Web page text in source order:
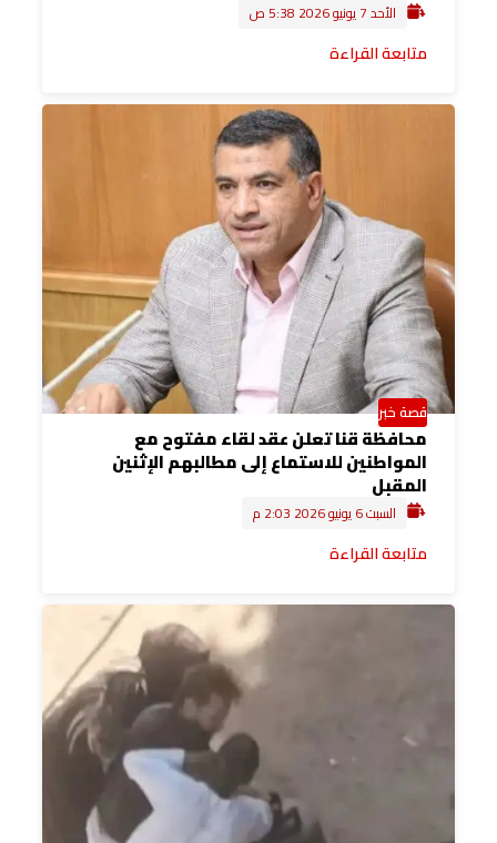
الأحد 7 يونيو 2026 5:38 ص
متابعة القراءة
قصة خبر
محافظة قنا تعلن عقد لقاء مفتوح مع
المواطنين للاستماع إلى مطالبهم الإثنين
المقبل
السبت 6 يونيو 2026 2:03 م
متابعة القراءة